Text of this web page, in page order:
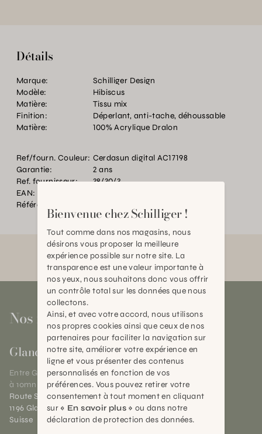
Détails
Marque:
Schilliger Design
Modèle:
Hibiscus
Matière:
Tissu mix
Finition:
Déperlant, anti-tache, déhoussable
Matière:
100% Acrylique Dralon
Ref/fourn. Couleur: Cerdasun digital AC17198
Garantie:
2 ans
Ref. fournisseur:
38/30/3
EAN:
Référence:
Nos magasins
Gland
Entre Genève et Lausanne,
à 10mn de Nyon
Route Suisse 40
1196 Gland (VD)
Suisse
Bienvenue chez Schilliger !
Tout comme dans nos magasins, nous
désirons vous proposer la meilleure
expérience possible sur notre site. La
transparence est une valeur importante à
nos yeux, nous souhaitons donc vous offrir
un contrôle total sur les données que nous
collectons.
Ainsi, et avec votre accord, nous utilisons
nos propres cookies ainsi que ceux de nos
partenaires pour faciliter la navigation sur
notre site, améliorer votre expérience en
ligne et vous présenter des contenus
personnalisés en fonction de vos
préférences. Vous pouvez retirer votre
consentement à tout moment en cliquant
sur « En savoir plus » ou dans notre
déclaration de protection des données.